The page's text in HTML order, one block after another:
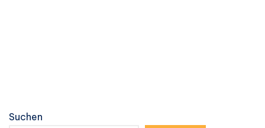
Suchen